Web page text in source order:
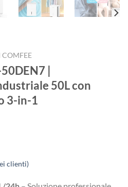
COMFEE
|
50L con
3-in-1
clienti)